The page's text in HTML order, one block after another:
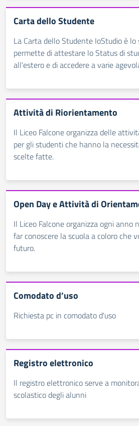
Carta dello Studente
La Carta dello Studente IoStudio è
permette di attestare lo Status di
all'estero e di accedere a varie
Attività di Riorientamento
Il Liceo Falcone organizza delle
per gli studenti che hanno la
scelte fatte.
Open Day e Attività di
Il Liceo Falcone organizza ogni anno
far conoscere la scuola a coloro che
futuro.
Comodato d’uso
Richiesta pc in comodato d'uso
Registro elettronico
Il registro elettronico serve a
scolastico degli alunni